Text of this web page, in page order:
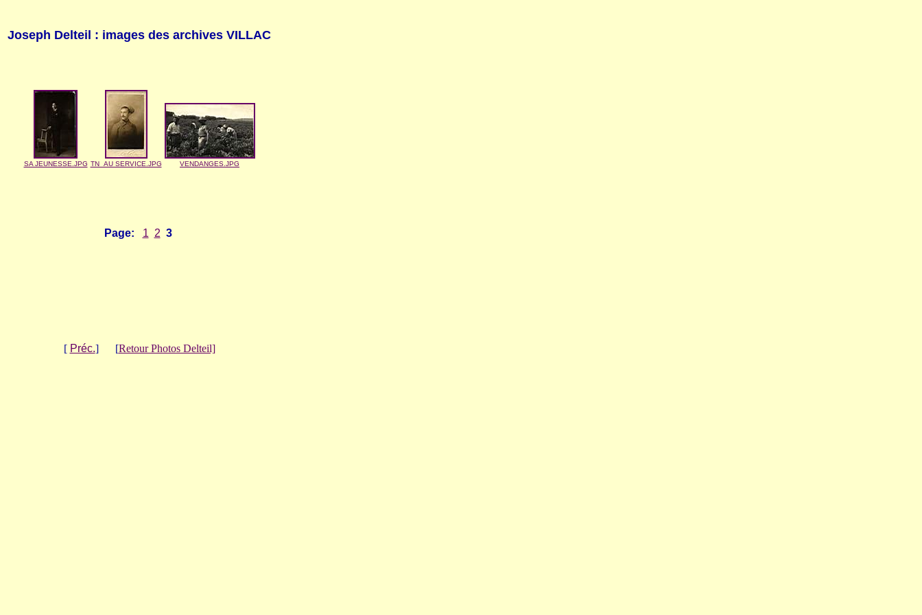
Joseph Delteil : images des archives VILLAC
SA JEUNESSE.JPG TN_AU SERVICE.JPG VENDANGES.JPG
Page: 1 2 3
[ Préc.] [Retour Photos Delteil]